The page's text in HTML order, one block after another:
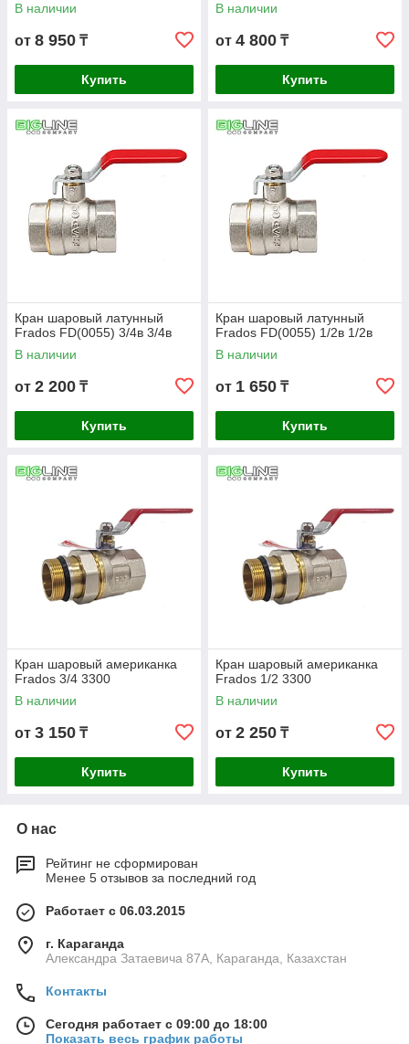
В наличии
от 8 950 ₸
Купить
В наличии
от 4 800 ₸
Купить
Кран шаровый латунный
Frados FD(0055) 3/4в 3/4в
В наличии
от 2 200 ₸
Купить
Кран шаровый латунный
Frados FD(0055) 1/2в 1/2в
В наличии
от 1 650 ₸
Купить
Кран шаровый американка
Frados 3/4 3300
В наличии
от 3 150 ₸
Купить
Кран шаровый американка
Frados 1/2 3300
В наличии
от 2 250 ₸
Купить
О нас
Рейтинг не сформирован
Менее 5 отзывов за последний год
Работает с 06.03.2015
г. Караганда
Александра Затаевича 87А, Караганда, Казахстан
Контакты
Сегодня работает с 09:00 до 18:00
Показать весь график работы